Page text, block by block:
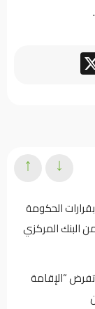
الحكومة
البنك المركزي
“الإقامة
↓
↑